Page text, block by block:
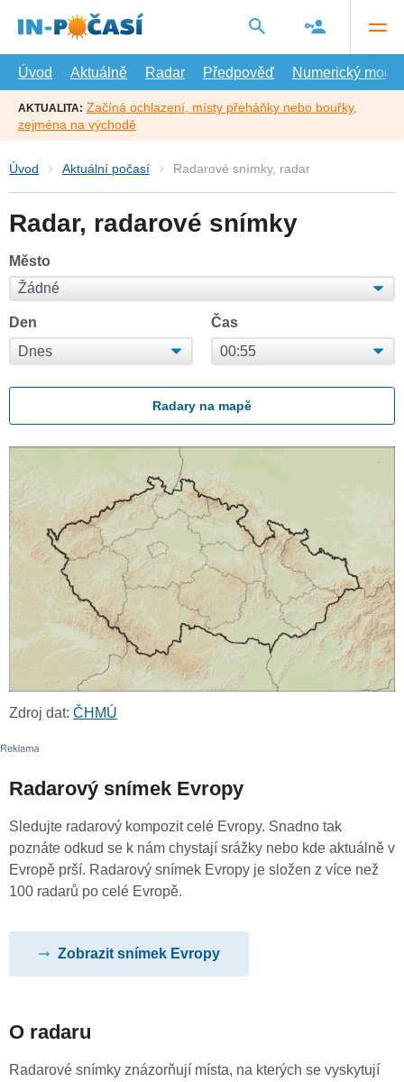
hlavní
Úvod
Aktuálně Radar Předpověď Numerický model
AKTUALITA: Začíná ochlazení, místy přeháňky nebo bouřky,
zejména na východě
Úvod Aktuální počasí Radarové snímky, radar
Radar, radarové snímky
Město
Den Čas
Radary na mapě
Zdroj dat: ČHMÚ
Radarový snímek Evropy
Sledujte radarový kompozit celé Evropy. Snadno tak
poznáte odkud se k nám chystají srážky nebo kde aktuálně v
Evropě prší. Radarový snímek Evropy je složen z více než
100 radarů po celé Evropě.
Zobrazit snímek Evropy
O radaru
Radarové snímky znázorňují místa, na kterých se vyskytují